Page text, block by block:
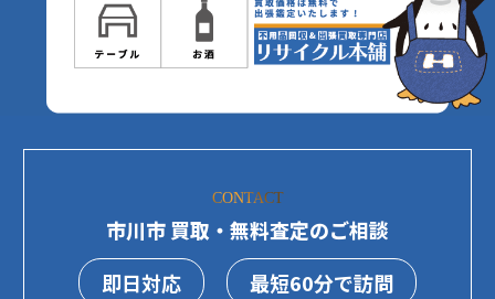
CONTACT
市川市 買取・無料査定のご相談
即日対応
最短60分で訪問